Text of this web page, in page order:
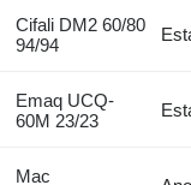
Cifali DM2 60/80
94/94
Emaq UCQ-
60M 23/23
Mac